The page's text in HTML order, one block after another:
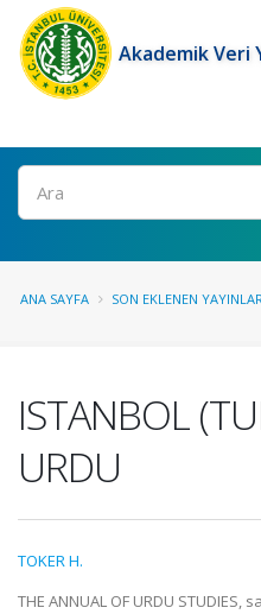
Akademik Veri
Ara
ANA SAYFA SON EKLENEN
ISTANBOL
URDU
TOKER H.
THE ANNUAL OF URDU STUDIES,